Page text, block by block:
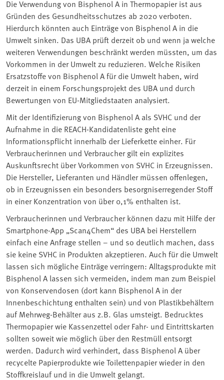
Die Verwendung von Bisphenol A in Thermopapier ist aus
Gründen des Gesundheitsschutzes ab 2020 verboten.
Hierdurch könnten auch Einträge von Bisphenol A in die
Umwelt sinken. Das UBA prüft derzeit ob und wenn ja welche
weiteren Verwendungen beschränkt werden müssten, um das
Vorkommen in der Umwelt zu reduzieren. Welche Risiken
Ersatzstoffe von Bisphenol A für die Umwelt haben, wird
derzeit in einem Forschungsprojekt des UBA und durch
Bewertungen von EU-Mitgliedstaaten analysiert.
Mit der Identifizierung von Bisphenol A als SVHC und der
Aufnahme in die REACH-Kandidatenliste geht eine
Informationspflicht innerhalb der Lieferkette einher. Für
Verbraucherinnen und Verbraucher gilt ein explizites
Auskunftsrecht über Vorkommen von SVHC in Erzeugnissen.
Die Hersteller, Lieferanten und Händler müssen offenlegen,
ob in Erzeugnissen ein besonders besorgniserregender Stoff
in einer Konzentration von über 0,1% enthalten ist.
Verbraucherinnen und Verbraucher können dazu mit Hilfe der
Smartphone-App „Scan4Chem“ des UBA bei Herstellern
einfach eine Anfrage stellen – und so deutlich machen, dass
sie keine SVHC in Produkten akzeptieren. Auch für die Umwelt
lassen sich mögliche Einträge verringern: Alltagsprodukte mit
Bisphenol A lassen sich vermeiden, indem man zum Beispiel
von Konservendosen (dort kann Bisphenol A in der
Innenbeschichtung enthalten sein) und von Plastikbehältern
auf Mehrweg-Behälter aus z.B. Glas umsteigt. Bedrucktes
Thermopapier wie Kassenzettel oder Fahr- und Eintrittskarten
sollten soweit wie möglich über den Restmüll entsorgt
werden. Dadurch wird verhindert, dass Bisphenol A über
recycelte Papierprodukte wie Toilettenpapier wieder in den
Stoffkreislauf und in die Umwelt gelangt.